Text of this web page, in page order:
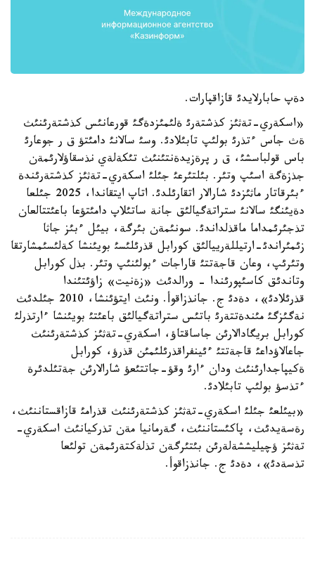
دةپ حابارلايدئ قازاقپارات.
«اسكةري-تةثئز كذشتةرئ ةلئمئزدةگئ قورعانئس كذشتةرئنئث
ةث جاس ءتذرئ بولئپ تابئلادئ. وسئ سالانئ دامئتؤ ق ر جوعارئ
باس قولباسشئ، ق ر پرةزيدةنتئنئث تئكةلةي نذسقاؤلارئمةن
جذزةگة اسئپ وتئر. بئلتئرعئ جئلئ اسكةري-تةثئز كذشتةرئندة
ءبئرقاتار ماثئزدئ شارالار اتقارئلدئ. اتاپ ايتقاندا، 2025 جئلعا
دةيئنگئ سالانئ ستراتةگيالئق جانة ساتئلاپ دامئتؤعا باعئتتالعان
تذجئرئمداما ماقذلداندئ. سونئمةن بئرگة، بيئل ءبئز جاثا
زئمئراندئ-ارتيللةرييالئق كورابل قذرئلئسئ بويئنشا كةلئسئمشارتقا
وتئرئپ، وعان قاجةتتئ قاراجات ءبولئنئپ وتئر. بذل كورابل
وتاندئق كاسئپورئندا - ورالدئث «زةنيت» زاؤئتئندا
قذرئلادئ»، دةدئ ج. جانذزاقوأ. ونئث ايتؤئنشا، 2010 جئلدئث
نةگئزگئ مئندةتتةرئ باتئس ستراتةگيالئق باعئتئ بويئنشا ءارتذرلئ
كورابل بريگادالارئن جاساقتاؤ، اسكةري-تةثئز كذشتةرئنئث
جاعالاؤداعئ قاجةتتئ ءئينفراقذرئلئمئن قذرؤ، كورابل
ةكيپاجدارئنئث ودان ءارئ وقؤ-جاتتئعؤ شارالارئن جةتئلدئرة
ءتذسؤ بولئپ تابئلادئ.
«بيئلعئ جئلئ اسكةري-تةثئز كذشتةرئنئث قذرامئ قازاقستاننئث،
رةسةيدئث، پاكئستاننئث، گةرمانيا مةن تذركيانئث اسكةري-
تةثئز ؤچيليششةلةرئن بئتئرگةن تذلةكتةرئمةن تولئعا
تذسةدئ»، دةدئ ج. جانذزاقوأ.